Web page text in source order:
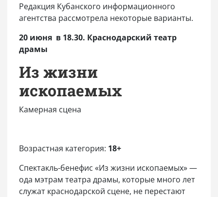
Редакция Кубанского информационного
агентства рассмотрела некоторые варианты.
20 июня в 18.30. Краснодарский театр
драмы
Из жизни
ископаемых
Камерная сцена
Возрастная категория: 18+
Спектакль-бенефис «Из жизни ископаемых» —
ода мэтрам театра драмы, которые много лет
служат краснодарской сцене, не перестают